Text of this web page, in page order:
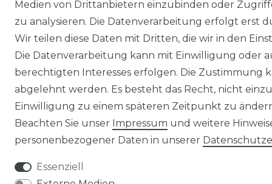
Medien von Drittanbietern einzubinden oder
zu analysieren. Die Datenverarbeitung erfolgt erst
Wir teilen diese Daten mit Dritten, die wir in den
Die Datenverarbeitung kann mit Einwilligung oder
berechtigten Interesses erfolgen. Die Zustimmung
abgelehnt werden. Es besteht das Recht, nicht
Einwilligung zu einem späteren Zeitpunkt zu
Beachten Sie unser Impressum und weitere
personenbezogener Daten in unserer
Essenziell